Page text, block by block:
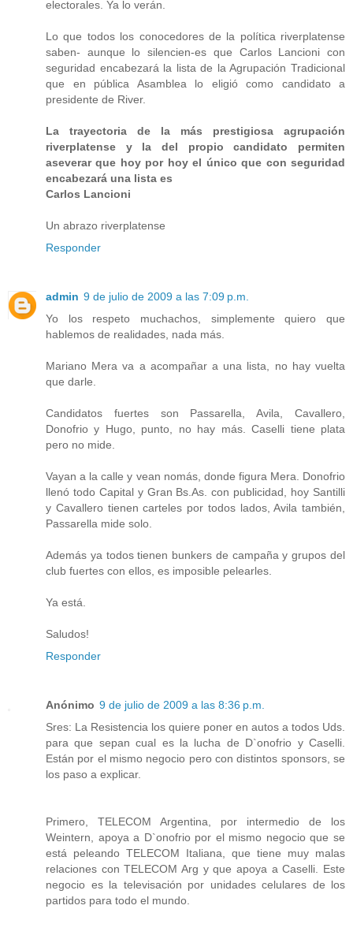
electorales. Ya lo verán.
Lo que todos los conocedores de la política riverplatense
saben- aunque lo silencien-es que Carlos Lancioni con
seguridad encabezará la lista de la Agrupación Tradicional
que en pública Asamblea lo eligió como candidato a
presidente de River.
La trayectoria de la más prestigiosa agrupación
riverplatense y la del propio candidato permiten
aseverar que hoy por hoy el único que con seguridad
encabezará una lista es
Carlos Lancioni
Un abrazo riverplatense
Responder
admin 9 de julio de 2009 a las 7:09 p.m.
Yo los respeto muchachos, simplemente quiero que
hablemos de realidades, nada más.
Mariano Mera va a acompañar a una lista, no hay vuelta
que darle.
Candidatos fuertes son Passarella, Avila, Cavallero,
Donofrio y Hugo, punto, no hay más. Caselli tiene plata
pero no mide.
Vayan a la calle y vean nomás, donde figura Mera. Donofrio
llenó todo Capital y Gran Bs.As. con publicidad, hoy Santilli
y Cavallero tienen carteles por todos lados, Avila también,
Passarella mide solo.
Además ya todos tienen bunkers de campaña y grupos del
club fuertes con ellos, es imposible pelearles.
Ya está.
Saludos!
Responder
Anónimo 9 de julio de 2009 a las 8:36 p.m.
Sres: La Resistencia los quiere poner en autos a todos Uds.
para que sepan cual es la lucha de D`onofrio y Caselli.
Están por el mismo negocio pero con distintos sponsors, se
los paso a explicar.
Primero, TELECOM Argentina, por intermedio de los
Weintern, apoya a D`onofrio por el mismo negocio que se
está peleando TELECOM Italiana, que tiene muy malas
relaciones con TELECOM Arg y que apoya a Caselli. Este
negocio es la televisación por unidades celulares de los
partidos para todo el mundo.